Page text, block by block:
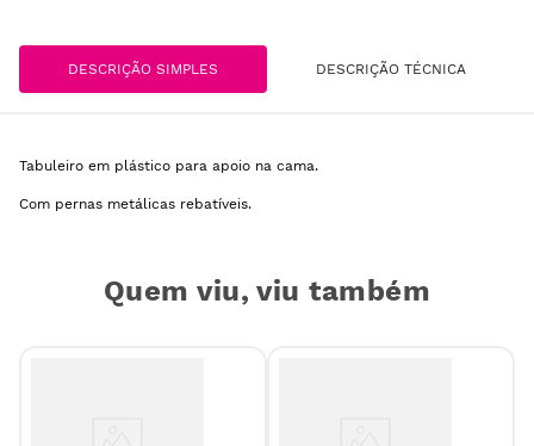
DESCRIÇÃO SIMPLES DESCRIÇÃO TÉCNICA
Tabuleiro em plástico para apoio na cama.
Com pernas metálicas rebatíveis.
Quem viu, viu também